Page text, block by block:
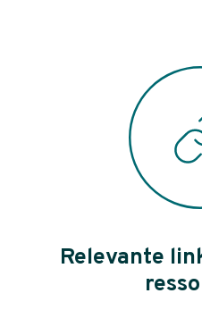
Relevante